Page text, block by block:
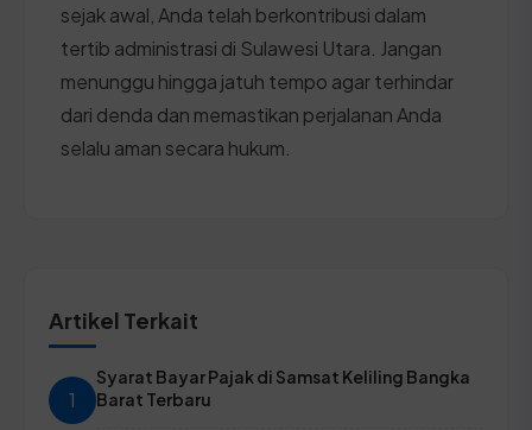
sejak awal, Anda telah berkontribusi dalam
tertib administrasi di Sulawesi Utara. Jangan
menunggu hingga jatuh tempo agar terhindar
dari denda dan memastikan perjalanan Anda
selalu aman secara hukum.
Artikel Terkait
1
Syarat Bayar Pajak di Samsat Keliling Bangka
Barat Terbaru